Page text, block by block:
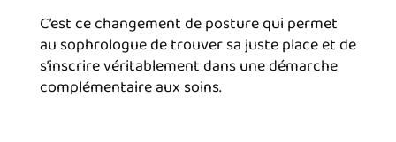
C’est ce changement de posture qui permet
au sophrologue de trouver sa juste place et de
s’inscrire véritablement dans une démarche
complémentaire aux soins.